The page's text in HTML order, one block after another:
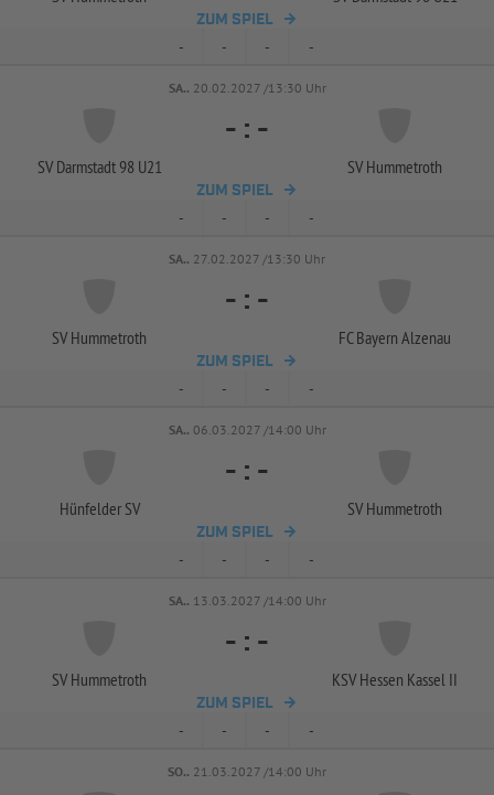
ZUM SPIEL
- - - -
SA.. 20.02.2027 /13:30 Uhr
SV Darmstadt 98 U21
- : -
SV Hummetroth
ZUM SPIEL
- - - -
SA.. 27.02.2027 /13:30 Uhr
SV Hummetroth
- : -
FC Bayern Alzenau
ZUM SPIEL
- - - -
SA.. 06.03.2027 /14:00 Uhr
Hünfelder SV
- : -
SV Hummetroth
ZUM SPIEL
- - - -
SA.. 13.03.2027 /14:00 Uhr
SV Hummetroth
- : -
KSV Hessen Kassel II
ZUM SPIEL
- - - -
SO.. 21.03.2027 /14:00 Uhr